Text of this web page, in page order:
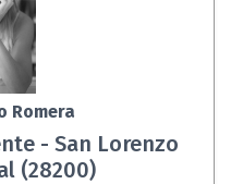
Romera
- San Lorenzo
(28200)